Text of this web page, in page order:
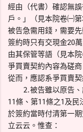
經由（代書）確認無
戶。」（見本院卷㈠
被告急需用錢，需要
簽約時只有交現金20
由其保管等語（見本
爭買賣契約內容為磋
從而，應認系爭買賣
⒉被告雖以原告、
11條、第11條之1及
於簽約當時付清第一
立云云。惟查：